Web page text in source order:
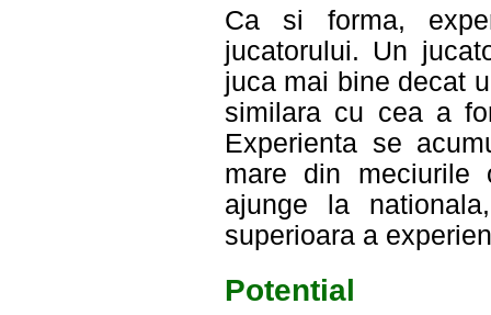
Ca si forma,
jucatorului. Un
juca mai bine decat
similara cu cea a
Experienta se
mare din meciurile
ajunge la
superioara a
Potential